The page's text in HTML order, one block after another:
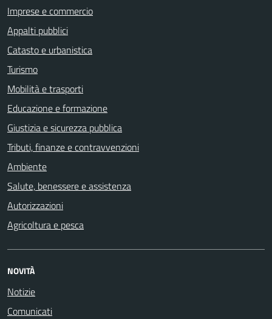
Imprese e commercio
Appalti pubblici
Catasto e urbanistica
Turismo
Mobilità e trasporti
Educazione e formazione
Giustizia e sicurezza pubblica
Tributi, finanze e contravvenzioni
Ambiente
Salute, benessere e assistenza
Autorizzazioni
Agricoltura e pesca
NOVITÀ
Notizie
Comunicati